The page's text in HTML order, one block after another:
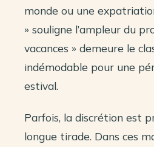
monde ou une
» souligne l’ampleur du
vacances » demeure le
indémodable pour une
estival.
Parfois, la discrétion est
longue tirade. Dans ces